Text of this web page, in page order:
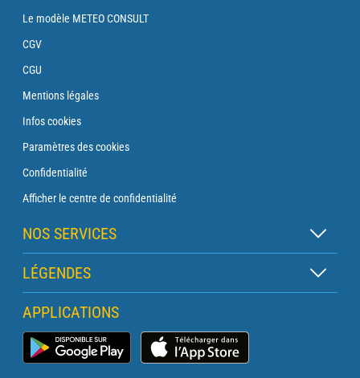
Le modèle METEO CONSULT
CGV
CGU
Mentions légales
Infos cookies
Paramètres des cookies
Confidentialité
Afficher le centre de confidentialité
NOS SERVICES
Abonnement Zen
Abonnement Balise
Abonnement Traversée
Abonnement Phare
LÉGENDES
Légende des cartes
Légende des pictogrammes
Glossaire
APPLICATIONS
Application Météo Marine